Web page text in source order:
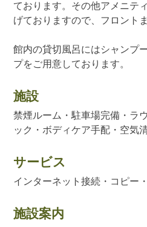
ております。その他アメニテ
げておりますので、フロント
館内の貸切風呂にはシャンプ
プをご用意しております。
施設
禁煙ルーム・駐車場完備・ラ
ック・ボディケア手配・空気
サービス
インターネット接続・コピー
施設案内